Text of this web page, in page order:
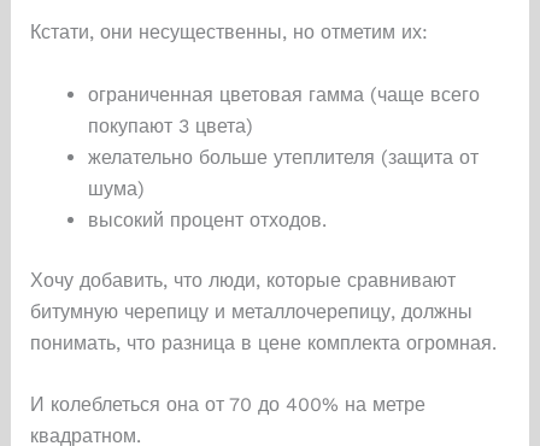
Кстати, они несущественны, но отметим их:
ограниченная цветовая гамма (чаще всего
покупают 3 цвета)
желательно больше утеплителя (защита от
шума)
высокий процент отходов.
Хочу добавить, что люди, которые сравнивают
битумную черепицу и металлочерепицу, должны
понимать, что разница в цене комплекта огромная.
И колеблеться она от 70 до 400% на метре
квадратном.